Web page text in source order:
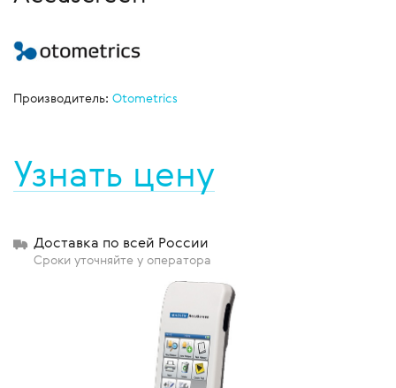
Производитель: Otometrics
Узнать цену
Доставка по всей России
Сроки уточняйте у оператора